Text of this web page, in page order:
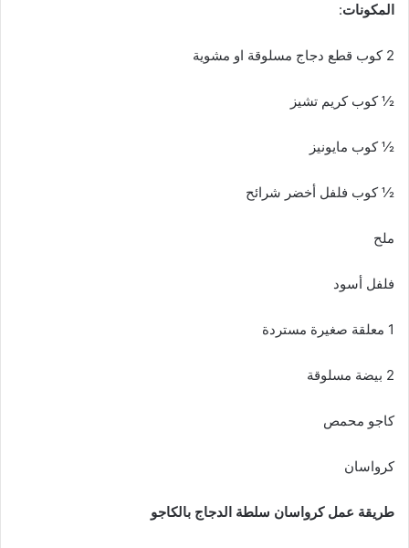
المكونات:
2 كوب قطع دجاج مسلوقة او مشوية
½ كوب كريم تشيز
½ كوب مايونيز
½ كوب فلفل أخضر شرائح
ملح
فلفل أسود
1 معلقة صغيرة مستردة
2 بيضة مسلوقة
كاجو محمص
كرواسان
طريقة عمل كرواسان سلطة الدجاج بالكاجو